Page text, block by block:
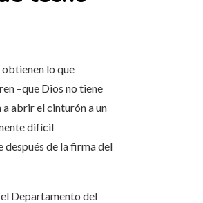
lo que
–que Dios no tiene
abrir el cinturón a un
difícil
después de la firma del
Departamento del